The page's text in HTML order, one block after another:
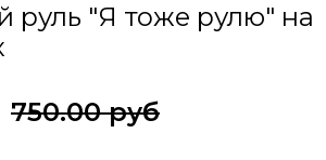
"Я тоже рулю" на
750.00 руб